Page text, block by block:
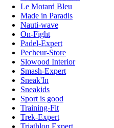
Le Motard Bleu
Made in Paradis
Nauti-wave
On-Fight
Padel-Expert
Pecheur-Store
Slowood Interior
Smash-Expert
Sneak'In
Sneakids
Sport is good
Training-Fit
Trek-Expert
Triathlon Expert